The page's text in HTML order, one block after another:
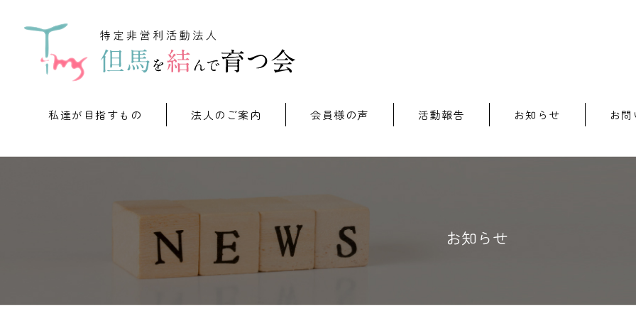
私達が目指すもの 法人のご案内 会員様の声 活動報告 お知らせ お
お知らせ